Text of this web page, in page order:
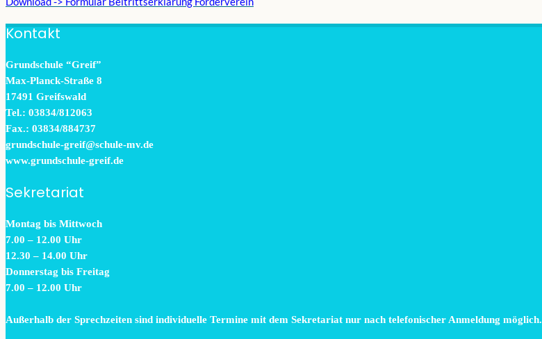
Kontakt
Grundschule “Greif”
Max-Planck-Straße 8
17491 Greifswald
Tel.: 03834/812063
Fax.: 03834/884737
grundschule-greif@schule-mv.de
www.grundschule-greif.de
Sekretariat
Montag bis Mittwoch
7.00 – 12.00 Uhr
12.30 – 14.00 Uhr
Donnerstag bis Freitag
7.00 – 12.00 Uhr
Außerhalb der Sprechzeiten sind individuelle Termine mit dem Sekretariat nur nach telefonischer Anmeldung möglich.